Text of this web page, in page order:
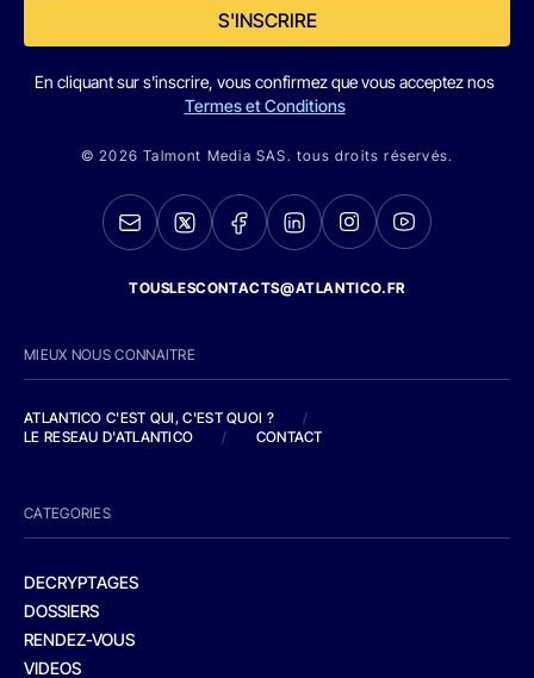
S'INSCRIRE
En cliquant sur s'inscrire, vous confirmez que vous acceptez nos
Termes et Conditions
© 2026 Talmont Media SAS. tous droits réservés.
TOUSLESCONTACTS@ATLANTICO.FR
MIEUX NOUS CONNAITRE
ATLANTICO C'EST QUI, C'EST QUOI ?
/
LE RESEAU D'ATLANTICO
/ CONTACT
CATEGORIES
DECRYPTAGES
DOSSIERS
RENDEZ-VOUS
VIDEOS